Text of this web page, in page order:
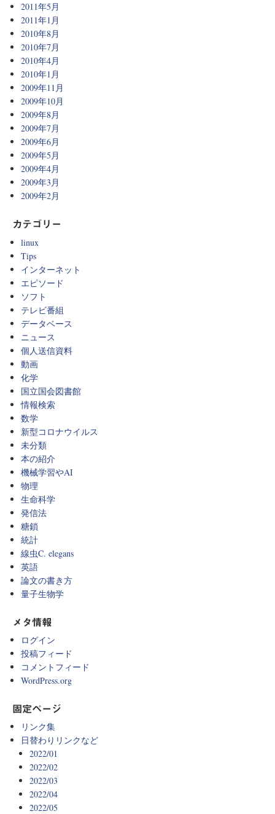
2011年5月
2011年1月
2010年8月
2010年7月
2010年4月
2010年1月
2009年11月
2009年10月
2009年8月
2009年7月
2009年6月
2009年5月
2009年4月
2009年3月
2009年2月
カテゴリー
linux
Tips
インターネット
エピソード
ソフト
テレビ番組
データベース
ニュース
個人送信資料
動画
化学
国立国会図書館
情報検索
数学
新型コロナウイルス
未分類
本の紹介
機械学習やAI
物理
生命科学
発信法
糖鎖
統計
線虫C. elegans
英語
論文の書き方
量子生物学
メタ情報
ログイン
投稿フィード
コメントフィード
WordPress.org
固定ページ
リンク集
日替わりリンクなど
2022/01
2022/02
2022/03
2022/04
2022/05